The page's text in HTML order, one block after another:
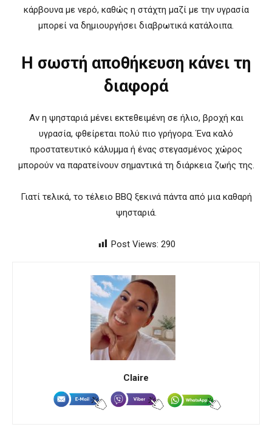
κάρβουνα με νερό, καθώς η στάχτη μαζί με την υγρασία
μπορεί να δημιουργήσει διαβρωτικά κατάλοιπα.
Η σωστή αποθήκευση κάνει τη
διαφορά
Αν η ψησταριά μένει εκτεθειμένη σε ήλιο, βροχή και
υγρασία, φθείρεται πολύ πιο γρήγορα. Ένα καλό
προστατευτικό κάλυμμα ή ένας στεγασμένος χώρος
μπορούν να παρατείνουν σημαντικά τη διάρκεια ζωής της.
Γιατί τελικά, το τέλειο BBQ ξεκινά πάντα από μια καθαρή
ψησταριά.
Post Views: 290
Claire